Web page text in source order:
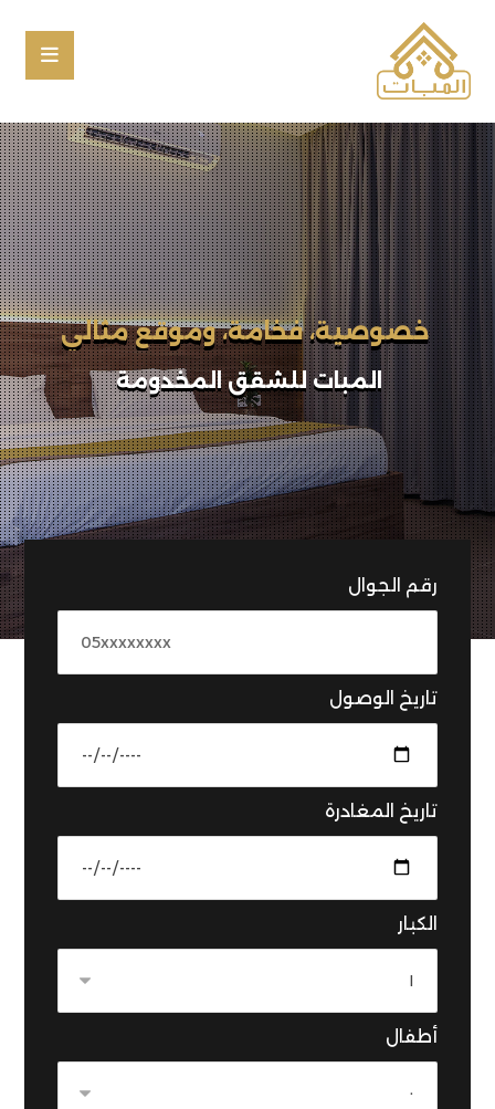
المبات للشقق المخدومة
إقامتك المختلفة تبدأ بخطوة
رقم الجوال
تاريخ الوصول
تاريخ المغادرة
الكبار
أطفال